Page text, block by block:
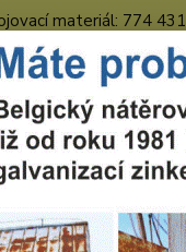
materiál: 774
Fotogalerie z výstav
Úvod Ruční
Z42 6680000